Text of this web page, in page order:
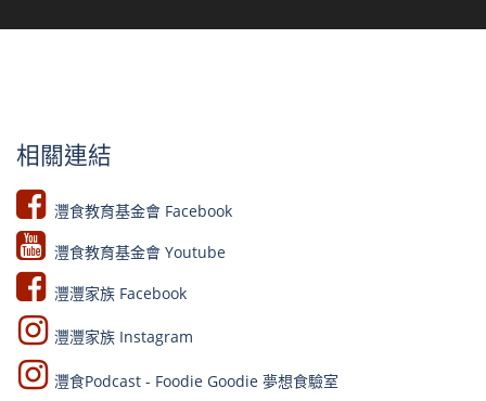
相關連結
灃食教育基金會 Facebook​
灃食教育基金會 Youtube​​
灃灃家族 Facebook
灃灃家族 Instagram
灃食Podcast - Foodie Goodie 夢想食驗室​